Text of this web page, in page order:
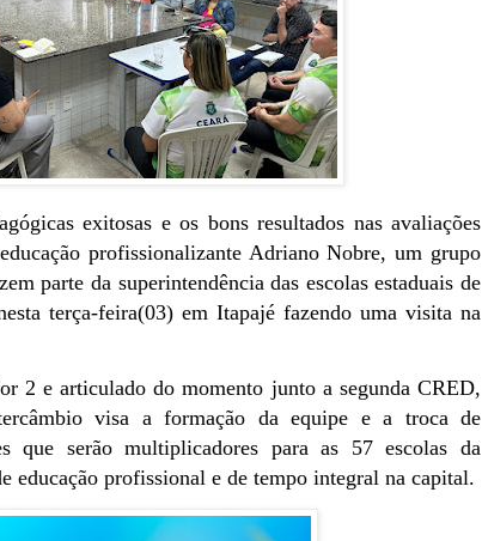
exitosas e os bons resultados nas avaliações
profissionalizante Adriano Nobre, um grupo
parte da superintendência das escolas estaduais de
terça-feira(03) em Itapajé fazendo uma visita na
2 e articulado do momento junto a segunda CRED,
visa a formação da equipe e a troca de
que serão multiplicadores para as 57 escolas da
educação profissional e de tempo integral na capital.